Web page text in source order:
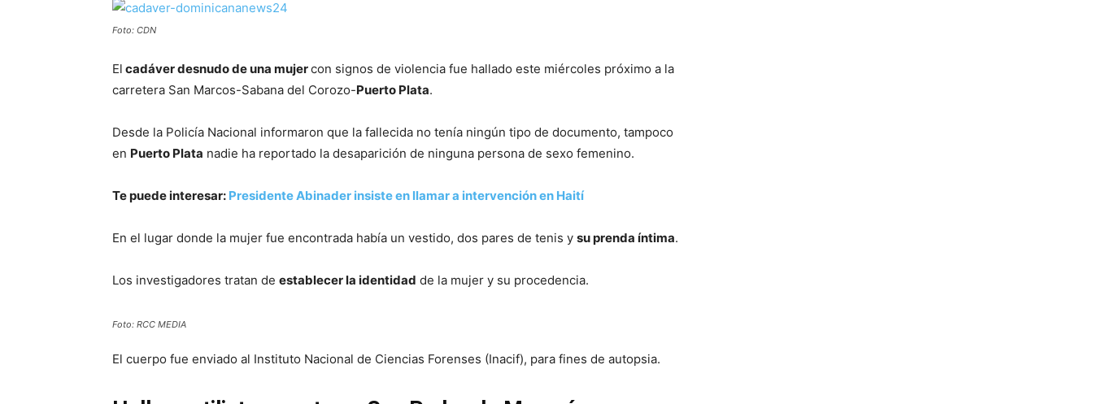
Foto: CDN
El cadáver desnudo de una mujercon signos de violencia fue hallado este miércoles próximo a la
carretera San Marcos-Sabana del Corozo-Puerto Plata.
Desde la Policía Nacional informaron que la fallecida no tenía ningún tipo de documento, tampoco
en Puerto Plata nadie ha reportado la desaparición de ninguna persona de sexo femenino.
Te puede interesar: Presidente Abinader insiste en llamar a intervención en Haití
En el lugar donde la mujer fue encontrada había un vestido, dos pares de tenis y su prenda íntima.
Los investigadores tratan de establecer la identidad de la mujer y su procedencia.
Foto: RCC MEDIA
El cuerpo fue enviado al Instituto Nacional de Ciencias Forenses (Inacif), para fines de autopsia.